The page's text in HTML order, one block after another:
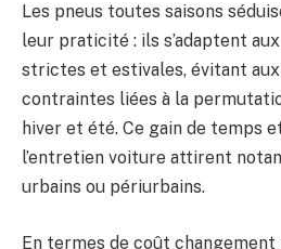
Les pneus toutes saisons
leur praticité : ils s’adaptent
strictes et estivales, évitant
contraintes liées à la
hiver et été. Ce gain de temps
l’entretien voiture attirent
urbains ou périurbains.
En termes de coût